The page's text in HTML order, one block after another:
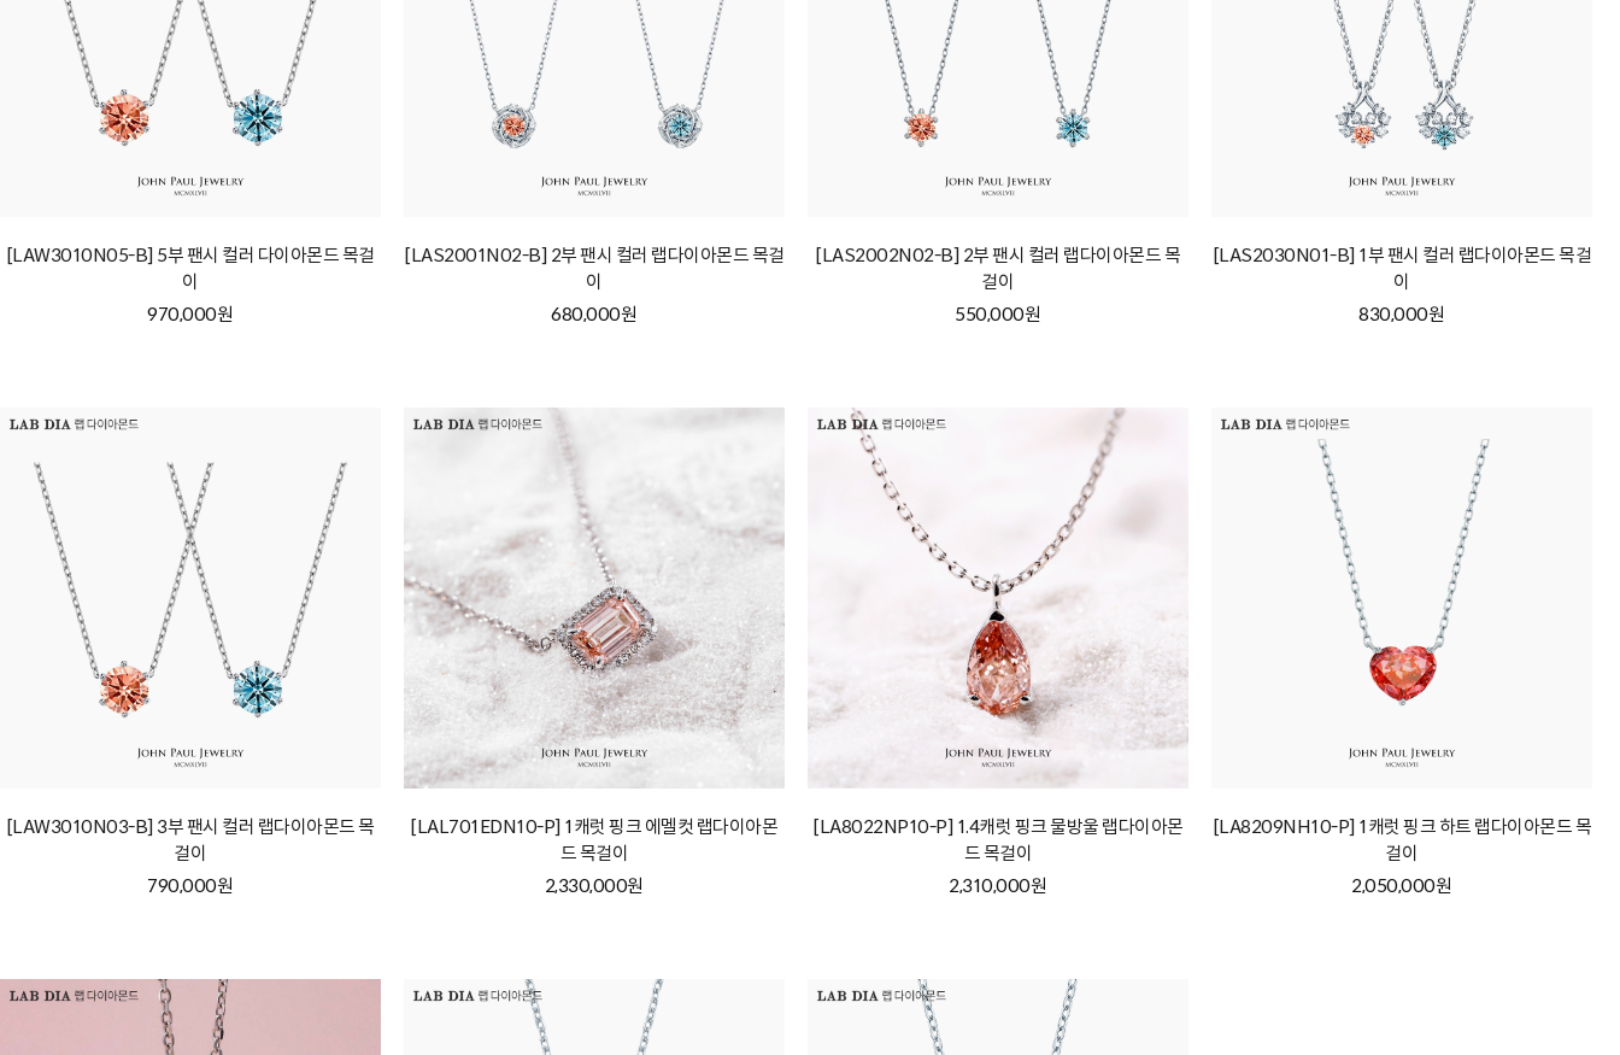
[LAW3010N05-B] 5부 팬시 컬러 다이아몬드 목걸
이
970,000원
[LAS2001N02-B] 2부 팬시 컬러 랩다이아몬드 목걸
이
680,000원
[LAS2002N02-B] 2부 팬시 컬러 랩다이아몬드 목
걸이
550,000원
[LAS2030N01-B] 1부 팬시 컬러 랩다이아몬드 목걸
이
830,000원
[LAW3010N03-B] 3부 팬시 컬러 랩다이아몬드 목
걸이
790,000원
[LAL701EDN10-P] 1캐럿 핑크 에멜컷 랩다이아몬
드 목걸이
2,330,000원
[LA8022NP10-P] 1.4캐럿 핑크 물방울 랩다이아몬
드 목걸이
2,310,000원
[LA8209NH10-P] 1캐럿 핑크 하트 랩다이아몬드 목
걸이
2,050,000원